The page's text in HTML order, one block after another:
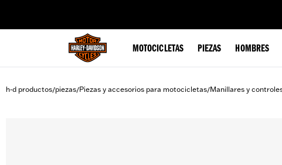
MOTOCICLETAS PIEZAS HOMBRES
h-d productos/piezas/Piezas y accesorios para motocicletas/Manillares y